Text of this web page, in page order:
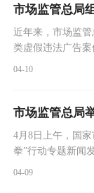
断一批非法利益链
象，切实保障广
市场监管总局
近年来，市场监
类虚假违法广告
场秩序。为进一
月至11月在全国
04-10
4月8日上午，国
拳”行动专题新闻
况旭，通报2023
04-09